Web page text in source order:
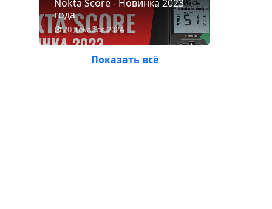
20 декабря 2024
Nokta Score - Новинка 2023
года
Показать всё